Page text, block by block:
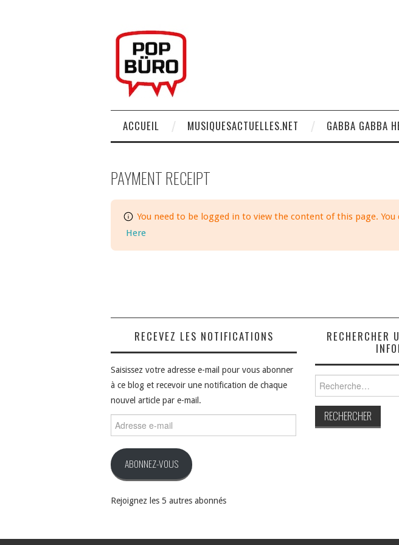
ACCUEIL MUSIQUESACTUELLES.NET GABBA GABBA
PAYMENT RECEIPT
You need to be logged in to view the content of this page.
Here
RECEVEZ LES NOTIFICATIONS
Saisissez votre adresse e-mail pour vous abonner
à ce blog et recevoir une notification de chaque
nouvel article par e-mail.
e-
ABONNEZ-VOUS
Rejoignez les 5 autres abonnés
RECHERCHER